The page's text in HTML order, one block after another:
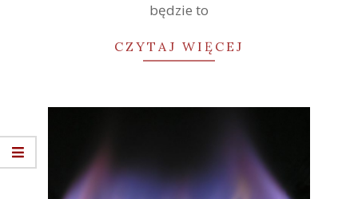
będzie to
CZYTAJ WIĘCEJ